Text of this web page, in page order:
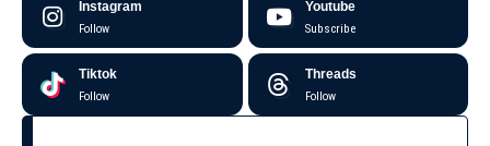
Instagram
Follow
Youtube
Subscribe
Tiktok
Follow
Threads
Follow